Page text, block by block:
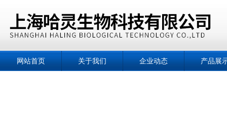
网站首页 关于我们 企业动态 产品展